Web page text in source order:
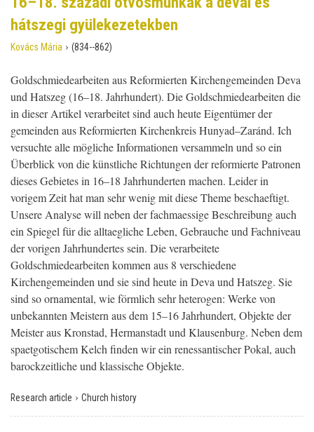
hátszegi gyülekezetekben
Kovács Mária › (834--862)
Goldschmiedearbeiten aus Reformierten Kirchengemeinden Deva
und Hatszeg (16–18. Jahrhundert). Die Goldschmiedearbeiten die
in dieser Artikel verarbeitet sind auch heute Eigentümer der
gemeinden aus Reformierten Kirchenkreis Hunyad–Zaránd. Ich
versuchte alle mögliche Informationen versammeln und so ein
Überblick von die künstliche Richtungen der reformierte Patronen
dieses Gebietes in 16–18 Jahrhunderten machen. Leider in
vorigem Zeit hat man sehr wenig mit diese Theme beschaeftigt.
Unsere Analyse will neben der fachmaessige Beschreibung auch
ein Spiegel für die alltaegliche Leben, Gebrauche und Fachniveau
der vorigen Jahrhundertes sein. Die verarbeitete
Goldschmiedearbeiten kommen aus 8 verschiedene
Kirchengemeinden und sie sind heute in Deva und Hatszeg. Sie
sind so ornamental, wie förmlich sehr heterogen: Werke von
unbekannten Meistern aus dem 15–16 Jahrhundert, Objekte der
Meister aus Kronstad, Hermanstadt und Klausenburg. Neben dem
spaetgotischem Kelch finden wir ein renessantischer Pokal, auch
barockzeitliche und klassische Objekte.
Research article › Church history